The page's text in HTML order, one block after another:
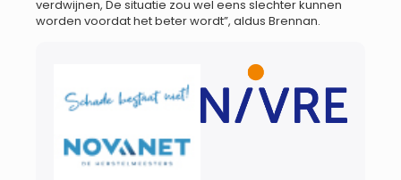
verdwijnen, De situatie zou wel eens slechter kunnen
worden voordat het beter wordt”, aldus Brennan.